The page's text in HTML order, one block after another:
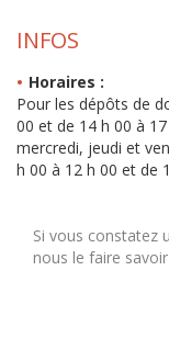
INFOS
Horaires :
Pour les dépôts de
00 et de 14 h 00 à
mercredi, jeudi et
h 00 à 12 h 00 et de
Si vous constatez
nous le faire